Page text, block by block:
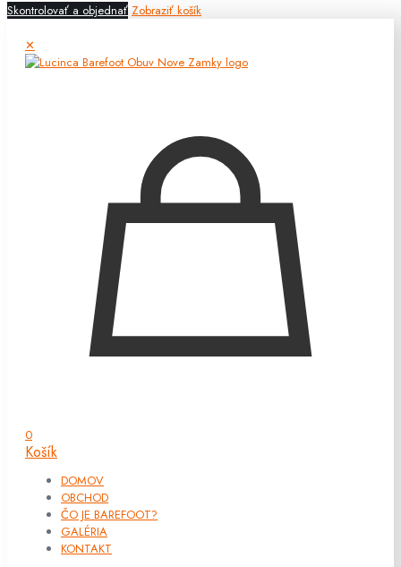
Skontrolovať a objednať Zobraziť košík
✕
0
Košík
DOMOV
OBCHOD
ČO JE BAREFOOT?
GALÉRIA
KONTAKT